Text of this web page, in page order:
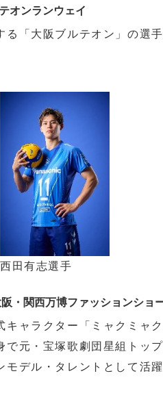
オンランウェイ
「大阪ブルテオン」の選
西田有志選手
・関西万博ファッションショ
ャラクター「ミャクミャ
で元・宝塚歌劇団星組トッ
モデル・タレントとして活